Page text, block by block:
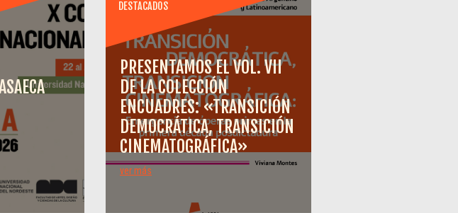
DESTACADOS
PRESENTAMOS EL VOL. VII
DE LA COLECCIÓN
ENCUADRES: «TRANSICIÓN
DEMOCRÁTICA, TRANSICIÓN
CINEMATOGRÁFICA»
ver más